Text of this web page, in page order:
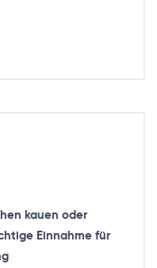
kauen oder
Einnahme für